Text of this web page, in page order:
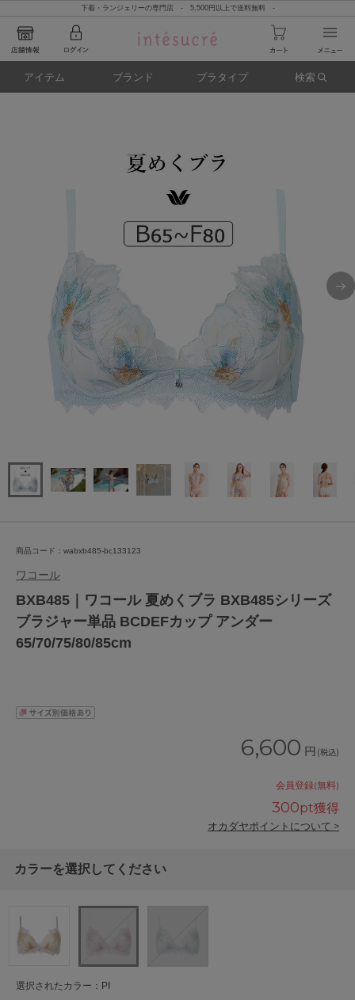
下着・ランジェリーの専門店 - 5,500円以上で送料無料 -
アイテム ブランド ブラタイプ 検索
商品コード：wabxb485-bc133123
ワコール
BXB485｜ワコール 夏めくブラ BXB485シリーズ
ブラジャー単品 BCDEFカップ アンダー
65/70/75/80/85cm
6,600 円 (税込)
会員登録(無料)
300pt獲得
オカダヤポイントについて >
カラーを選択してください
選択されたカラー：PI